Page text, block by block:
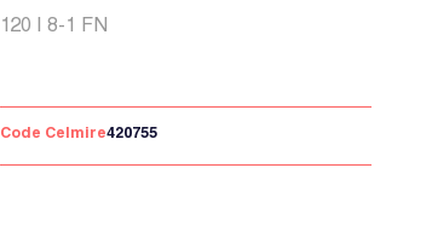
120 I 8-1 FN
Code Celmire420755